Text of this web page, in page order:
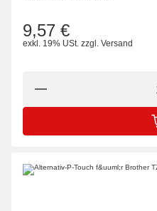
9,57 €
exkl. 19% USt. zzgl. Versand